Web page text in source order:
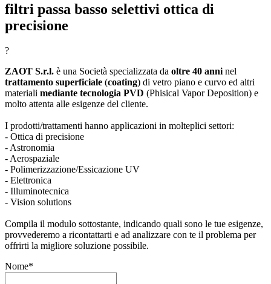
filtri passa basso selettivi ottica di
precisione
?
ZAOT S.r.l. è una Società specializzata da oltre 40 anninel
trattamento superficiale (coating) di vetro piano e curvo ed altri
materiali mediante tecnologia PVD (Phisical Vapor Deposition) e
molto attenta alle esigenze del cliente.
I prodotti/trattamenti hanno applicazioni in molteplici settori:
- Ottica di precisione
- Astronomia
- Aerospaziale
- Polimerizzazione/Essicazione UV
- Elettronica
- Illuminotecnica
- Vision solutions
Compila il modulo sottostante, indicando quali sono le tue esigenze,
provvederemo a ricontattarti e ad analizzare con te il problema per
offrirti la migliore soluzione possibile.
Nome*